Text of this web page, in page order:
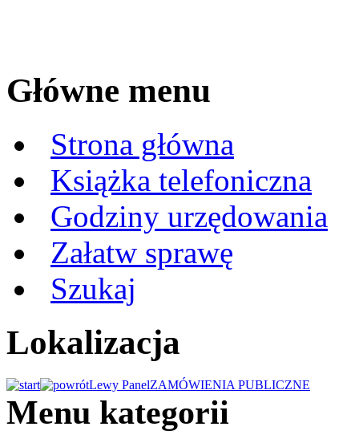
Główne menu
Strona główna
Książka telefoniczna
Godziny urzędowania
Załatw sprawę
Szukaj
Lokalizacja
Lewy PanelZAMÓWIENIA PUBLICZNE
Menu kategorii